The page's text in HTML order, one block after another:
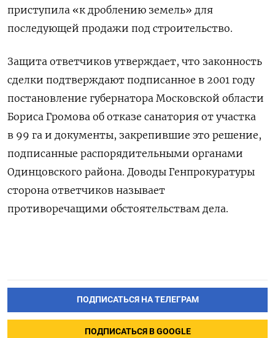
приступила «к дроблению земель» для
последующей продажи под строительство.
Защита ответчиков утверждает, что законность
сделки подтверждают подписанное в 2001 году
постановление губернатора Московской области
Бориса Громова об отказе санатория от участка
в 99 га и документы, закрепившие это решение,
подписанные распорядительными органами
Одинцовского района. Доводы Генпрокуратуры
сторона ответчиков называет
противоречащими обстоятельствам дела.
ПОДПИСАТЬСЯ НА ТЕЛЕГРАМ
ПОДПИСАТЬСЯ В GOOGLE